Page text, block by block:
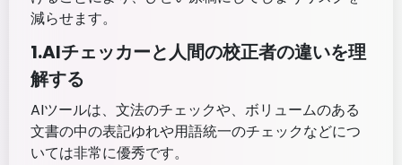
減らせます。
1.AIチェッカーと人間の校正者の違いを理
解する
AIツールは、文法のチェックや、ボリュームのある
文書の中の表記ゆれや用語統一のチェックなどにつ
いては非常に優秀です。